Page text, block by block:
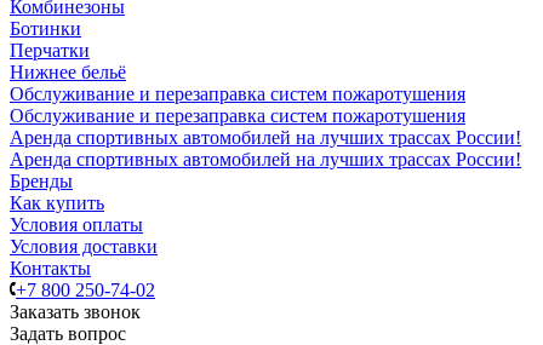
Комбинезоны
Ботинки
Перчатки
Нижнее бельё
Обслуживание и перезаправка систем пожаротушения
Обслуживание и перезаправка систем пожаротушения
Аренда спортивных автомобилей на лучших трассах России!
Аренда спортивных автомобилей на лучших трассах России!
Бренды
Как купить
Условия оплаты
Условия доставки
Контакты
+7 800 250-74-02
Заказать звонок
Задать вопрос